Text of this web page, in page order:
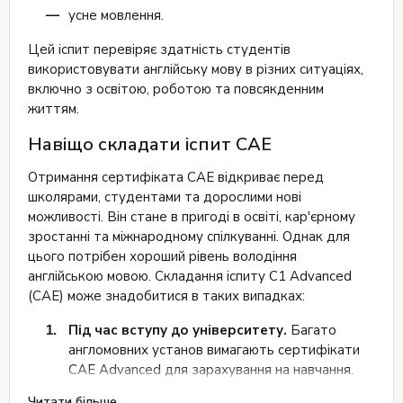
Компанія ExtraEducation проводить курси вивчення
іноземну мову можна в кампусах, де ніхто не
відволікатиме вас від занурення в мовне середовище,
або в мегаполісах, де життя вирує струмком і головне
завдання - швидко і правильно реагувати на мовне
курсів інтенсивного вивчення мови якнайкраще
підходить людям, у яких немає часу на англійську, а
необхідний швидкий результат. Заняття 3 рази на
тиждень по 120 хвилин - своєрідне навчання non
stop. Крім того, наявність на YouTube безкоштовного
курсу “Граматика англійської мови” є доказом того,
наскільки правильно та структуровано подається
інформація вчителями школи. Щоб отримати більше
інформації, зверніться на сайт школи.
усне мовлення.
Цей іспит перевіряє здатність студентів
використовувати англійську мову в різних ситуаціях,
включно з освітою, роботою та повсякденним
життям.
Навіщо складати іспит CAE
Отримання сертифіката CAE відкриває перед
школярами, студентами та дорослими нові
можливості. Він стане в пригоді в освіті, кар'єрному
зростанні та міжнародному спілкуванні. Однак для
цього потрібен хороший рівень володіння
англійською мовою. Складання іспиту C1 Advanced
(CAE) може знадобитися в таких випадках:
Під час вступу до університету. Багато
англомовних установ вимагають сертифікати
CAE Advanced для зарахування на навчання.